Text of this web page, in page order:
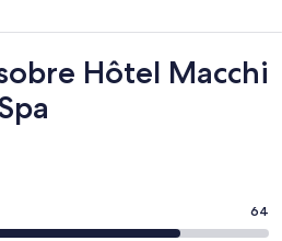
Hôtel Macchi
64